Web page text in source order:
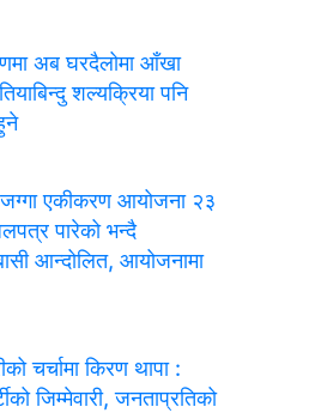
अब घरदैलोमा आँखा
शल्यक्रिया पनि
जग्गा एकीकरण आयोजना २३
पारेको भन्दै
आन्दोलित, आयोजनामा
चर्चामा किरण थापा :
जिम्मेवारी, जनताप्रतिको